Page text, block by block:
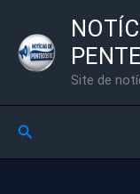
para
Site de
Pesquisar